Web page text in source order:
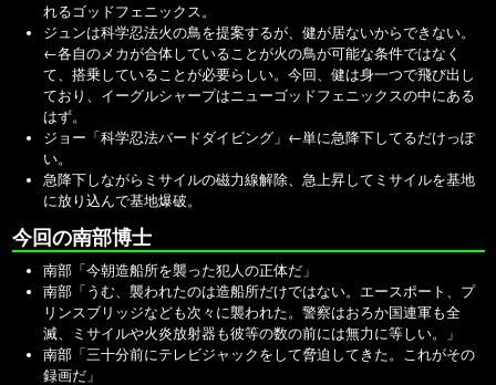
れるゴッドフェニックス。
ジュンは科学忍法火の鳥を提案するが、健が居ないからできない。
←各自のメカが合体していることが火の鳥が可能な条件ではなく
て、搭乗していることが必要らしい。今回、健は身一つで飛び出し
ており、イーグルシャープはニューゴッドフェニックスの中にある
はず。
ジョー「科学忍法バードダイビング」 ←単に急降下してるだけっぽ
い。
急降下しながらミサイルの磁力線解除、急上昇してミサイルを基地
に放り込んで基地爆破。
今回の南部博士
南部「今朝造船所を襲った犯人の正体だ」
南部「うむ、襲われたのは造船所だけではない。エースポート、プ
リンスブリッジなども次々に襲われた。警察はおろか国連軍も全
滅、ミサイルや火炎放射器も彼等の数の前には無力に等しい。」
南部「三十分前にテレビジャックをして脅迫してきた。これがその
録画だ」